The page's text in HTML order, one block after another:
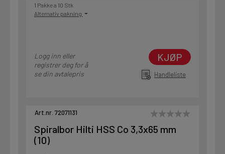
1 Pakke a 10 Stk
Alternativ pakning
Logg inn eller
registrer deg for å
se din avtalepris
KJØP
Handleliste
Art.nr. 72071131
Spiralbor Hilti HSS Co 3,3x65 mm
(10)